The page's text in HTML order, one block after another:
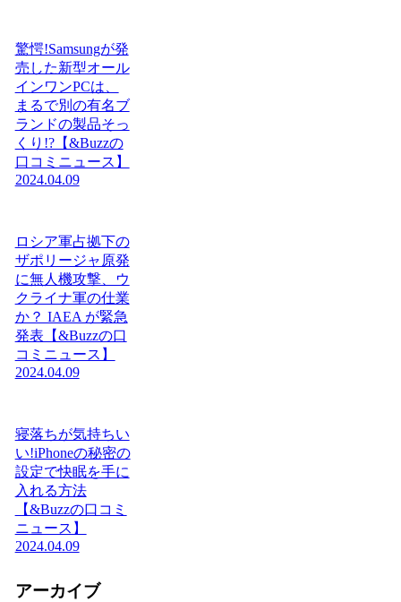
驚愕!Samsungが発
売した新型オール
インワンPCは、
まるで別の有名ブ
ランドの製品そっ
くり!?【&Buzzの
口コミニュース】
2024.04.09
ロシア軍占拠下の
ザポリージャ原発
に無人機攻撃、ウ
クライナ軍の仕業
か？ IAEA が緊急
発表【&Buzzの口
コミニュース】
2024.04.09
寝落ちが気持ちい
い!iPhoneの秘密の
設定で快眠を手に
入れる方法
【&Buzzの口コミ
ニュース】
2024.04.09
アーカイブ